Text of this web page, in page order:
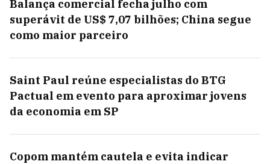
Balança comercial fecha julho com
superávit de US$ 7,07 bilhões; China segue
como maior parceiro
Saint Paul reúne especialistas do BTG
Pactual em evento para aproximar jovens
da economia em SP
Copom mantém cautela e evita indicar